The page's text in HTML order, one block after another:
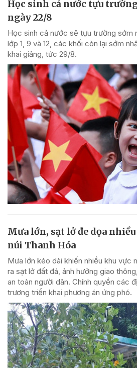
Học sinh cả nước tựu
ngày 22/8
Học sinh cả nước sẽ tựu trường sớm
lớp 1, 9 và 12, các khối còn lại sớm
khai giảng, tức 29/8.
Mưa lớn, sạt lở đe dọa
núi Thanh Hóa
Mưa lớn kéo dài khiến nhiều khu vực
ra sạt lở đất đá, ảnh hưởng giao
an toàn người dân. Chính quyền các
trương triển khai phương án ứng phó.